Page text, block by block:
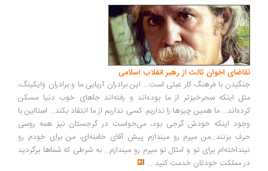
اخوان ثالث از رهبر انقلاب اسلامی
با فرهنگ کار عبثی است... این برادران آریایی ما و برادران وایکینگ،
اینکه سحرخیزتر از ما بوده‌اند و رفته‌اند جاهای خوب دنیا مسکن
ما همین چیزها را نداریم. کسی نداریم از ما انتقاد بکند... استالین با
اینکه خودش گرجی بود، می‌خواست در گرجستان نیز همه روسی
بزنند...من میرم رو میندازم پیش آقای خامنه‌ای، من برای خودم رو
برای تو و امثال تو میرم رو میندازم... به شرطی که شماها برگردید
مملکت خودتان خدمت کنید...